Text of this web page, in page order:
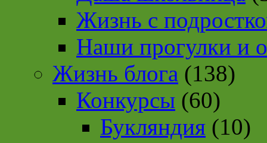
Жизнь с
Наши прогулки и
Жизнь блога (138)
Конкурсы (60)
Букляндия (10)